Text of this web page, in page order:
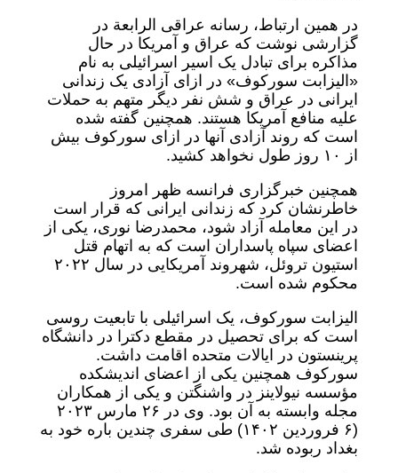
در همین ارتباط، رسانه عراقی الرابعة در
گزارشی نوشت که عراق و آمریکا در حال
مذاکره برای تبادل یک اسیر اسرائیلی به نام
«الیزابت سورکوف» در ازای آزادی یک زندانی
ایرانی در عراق و شش نفر دیگر متهم به حملات
علیه منافع آمریکا هستند. همچنین گفته شده
است که روند آزادی آنها در ازای سورکوف بیش
از ۱۰ روز طول نخواهد کشید.
همچنین خبرگزاری فرانسه ظهر امروز
خاطرنشان کرد که زندانی ایرانی که قرار است
در این معامله آزاد شود، محمدرضا نوری، یکی از
اعضای سپاه پاسداران است که به اتهام قتل
استیون تروئل، شهروند آمریکایی در سال ۲۰۲۲
محکوم شده است.
الیزابت سورکوف، یک اسرائیلی با تابعیت روسی
است که برای تحصیل در مقطع دکترا در دانشگاه
پرینستون در ایالات متحده اقامت داشت.
سورکوف همچنین یکی از اعضای اندیشکده
مؤسسه نیولاینز در واشنگتن و یکی از همکاران
مجله وابسته به آن بود. وی در ۲۶ مارس ۲۰۲۳
(۶ فروردین ۱۴۰۲) طی سفری چندین باره خود به
بغداد ربوده شد.